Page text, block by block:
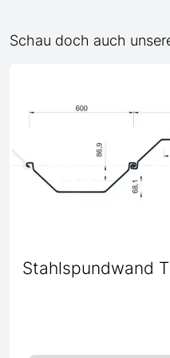
Schau doch auch
Stahlspundwand